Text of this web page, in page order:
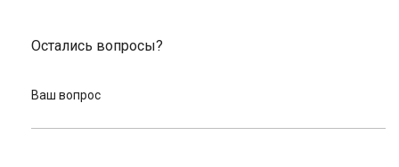
Остались вопросы?
Ваш вопрос